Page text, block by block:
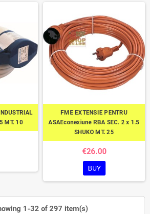
MT. 10
FME EXTENSIE PENTRU
ASAEconexiune RBA SEC. 2 x 1.5
SHUKO MT. 25
€26.00
BUY
1-32 of 297 item(s)